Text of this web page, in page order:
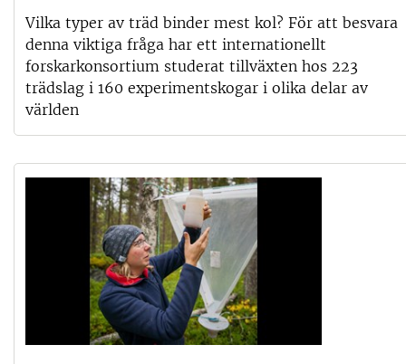
Vilka typer av träd binder mest kol? För att besvara
denna viktiga fråga har ett internationellt
forskarkonsortium studerat tillväxten hos 223
trädslag i 160 experimentskogar i olika delar av
världen